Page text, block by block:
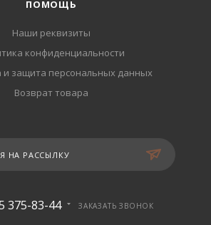
ПОМОЩЬ
Наши реквизиты
конфиденциальности
и защита персональных данных
Возврат товара
НА РАССЫЛКУ
375-83-44 ЗАКАЗАТЬ ЗВОНОК